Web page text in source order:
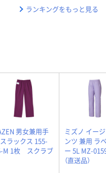
ランキングをもっと見る
男女兼用手
ラックス 155-
M 1枚 スクラブ
ミズノ イー
ンツ 兼用 ラ
ー 5L MZ-
（直送品）